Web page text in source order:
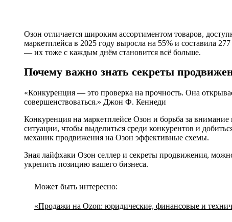
Озон отличается широким ассортиментом товаров,
маркетплейса в 2025 году выросла на 55% и составила
— их тоже с каждым днём становится всё больше.
Почему важно знать секреты
«‎Конкуренция — это проверка на прочность. Она
совершенствоваться.» Джон Ф. Кеннеди
Конкуренция на маркетплейсе Озон и борьба за
ситуации, чтобы выделиться среди конкурентов и
механик продвижения на Озон эффективные схемы.
Зная лайфхаки Озон селлер и секреты продвижения,
укрепить позицию вашего бизнеса.
Может быть интересно:
«Продажи на Ozon: юридические, финансовые и